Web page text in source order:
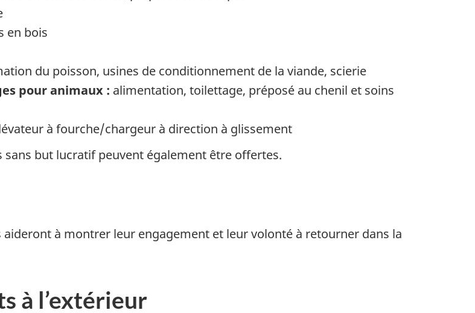
en bois
du poisson, usines de conditionnement de la viande, scierie
pour animaux : alimentation, toilettage, préposé au chenil et soins
à fourche/chargeur à direction à glissement
sans but lucratif peuvent également être offertes.
à montrer leur engagement et leur volonté à retourner dans la
à l’extérieur